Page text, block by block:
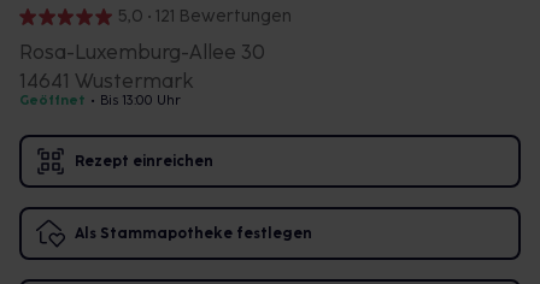
5,0 • 121 Bewertungen
Rosa-Luxemburg-Allee 30
14641 Wustermark
Geöffnet • Bis 13:00 Uhr
Rezept einreichen
Als Stammapotheke festlegen